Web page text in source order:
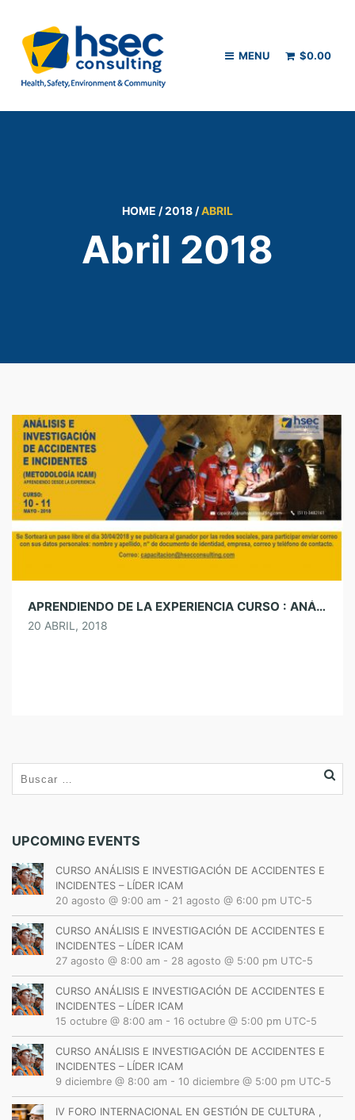
MENU $0.00
HOME /2018 /ABRIL
Abril 2018
APRENDIENDO DE LA EXPERIENCIA CURSO : ANÁLISIS E INVESTIGACIÓN DE ACCIDENTES E INCIDENTES – METODOLOGÍA ICAM – 10 Y 11 DE MAYO DEL 2018 EN LIMA- PERÚ – DESCUENTO 30% HASTA 30/04/2018
20 ABRIL, 2018
UPCOMING EVENTS
CURSO ANÁLISIS E INVESTIGACIÓN DE ACCIDENTES E
INCIDENTES – LÍDER ICAM
20 agosto @ 9:00 am - 21 agosto @ 6:00 pm UTC-5
CURSO ANÁLISIS E INVESTIGACIÓN DE ACCIDENTES E
INCIDENTES – LÍDER ICAM
27 agosto @ 8:00 am - 28 agosto @ 5:00 pm UTC-5
CURSO ANÁLISIS E INVESTIGACIÓN DE ACCIDENTES E
INCIDENTES – LÍDER ICAM
15 octubre @ 8:00 am - 16 octubre @ 5:00 pm UTC-5
CURSO ANÁLISIS E INVESTIGACIÓN DE ACCIDENTES E
INCIDENTES – LÍDER ICAM
9 diciembre @ 8:00 am - 10 diciembre @ 5:00 pm UTC-5
IV FORO INTERNACIONAL EN GESTIÓN DE CULTURA ,